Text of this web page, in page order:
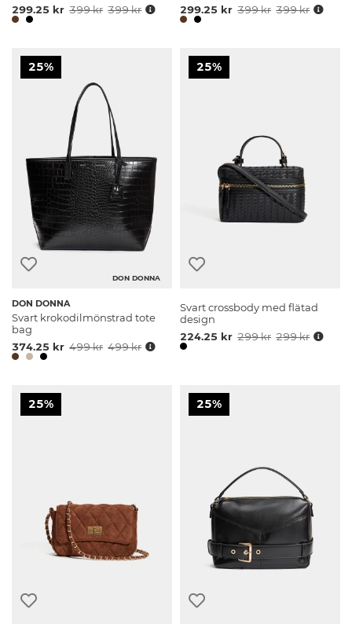
299.25 kr 399 kr 399 kr
299.25 kr 399 kr 399 kr
25%
DON DONNA
DON DONNA
Svart krokodilmönstrad tote
bag
374.25 kr 499 kr 499 kr
25%
Svart crossbody med flätad
design
224.25 kr 299 kr 299 kr
25% 25%